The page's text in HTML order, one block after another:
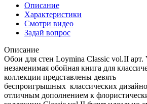
Описание
Характеристики
Смотри видео
Задай вопрос
Описание
Обои для стен Loymina Classic vol.II
незаменимая обойная книга для
коллекции представлены девять
беспроигрышных классических
отличным дополнением к